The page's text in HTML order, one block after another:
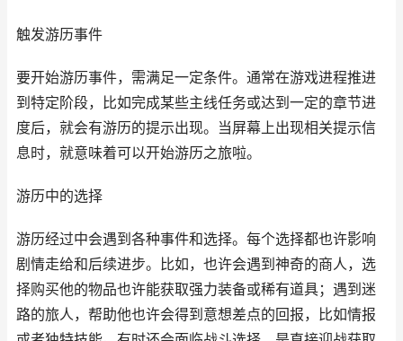
触发游历事件
要开始游历事件，需满足一定条件。通常在游戏进程推进
到特定阶段，比如完成某些主线任务或达到一定的章节进
度后，就会有游历的提示出现。当屏幕上出现相关提示信
息时，就意味着可以开始游历之旅啦。
游历中的选择
游历经过中会遇到各种事件和选择。每个选择都也许影响
剧情走给和后续进步。比如，也许会遇到神奇的商人，选
择购买他的物品也许能获取强力装备或稀有道具；遇到迷
路的旅人，帮助他也许会得到意想差点的回报，比如情报